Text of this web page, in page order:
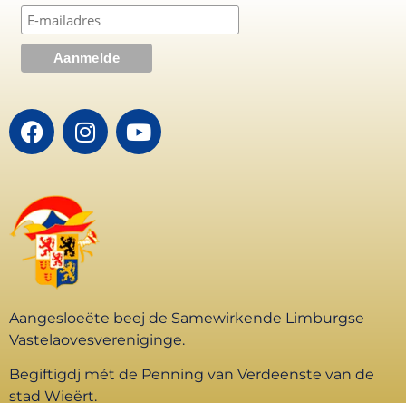
Aangesloeëte beej de Samewirkende Limburgse
Vastelaovesvereniginge.
Begiftigdj mét de Penning van Verdeenste van de
stad Wieërt.